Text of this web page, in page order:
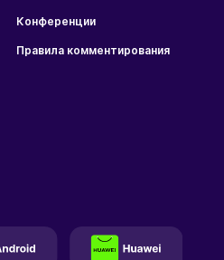
Конференции
Правила комментирования